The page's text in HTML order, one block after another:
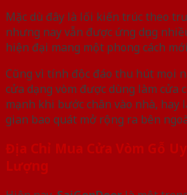
Mặc dù đây là lối kiến trúc theo
nhưng nay vẫn được ứng dụng
hiện đại mang một phong cách
Cũng vì tính độc đáo thu hút mọi
cửa dạng vòm được dùng làm cửa
mạnh khi bước chân vào nhà, hay
gian bao quát mở rộng ra bên
Địa Chỉ Mua Cửa Vòm Gỗ
Lượng